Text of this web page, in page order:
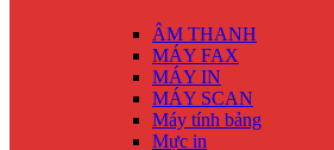
ÂM THANH
MÁY FAX
MÁY IN
MÁY SCAN
Máy tính bảng
Mực in